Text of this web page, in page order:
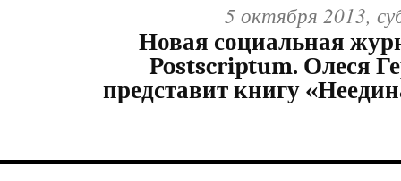
5 октября 2013,
Новая социальная
Postscriptum. Олеся
представит книгу